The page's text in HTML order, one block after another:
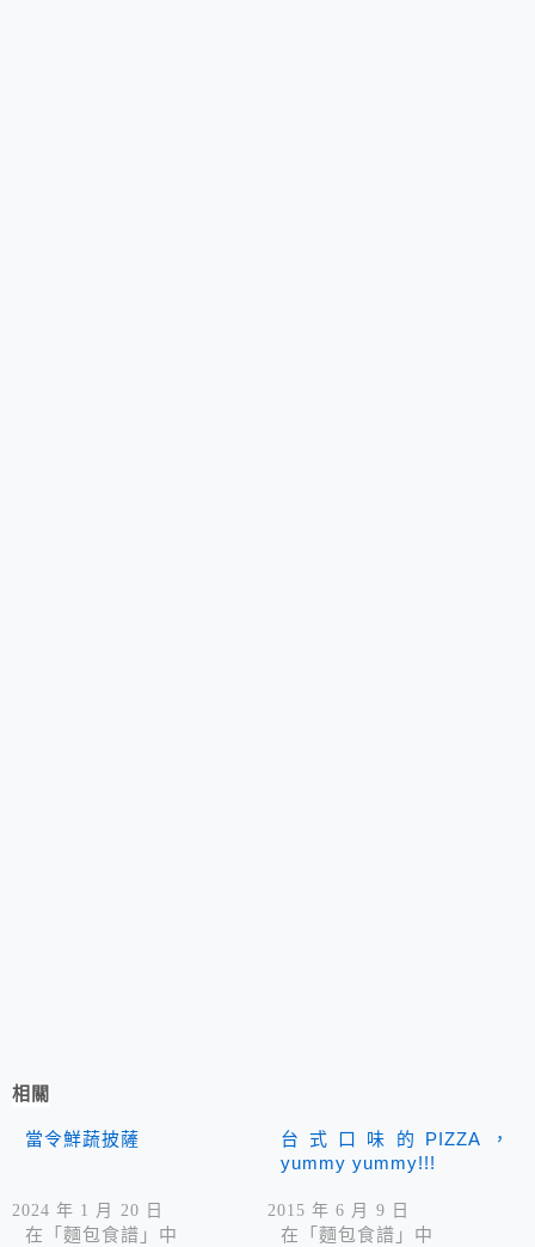
相關
當令鮮蔬披薩
2024 年 1 月 20 日
在「麵包食譜」中
台式口味的PIZZA，
yummy yummy!!!
2015 年 6 月 9 日
在「麵包食譜」中